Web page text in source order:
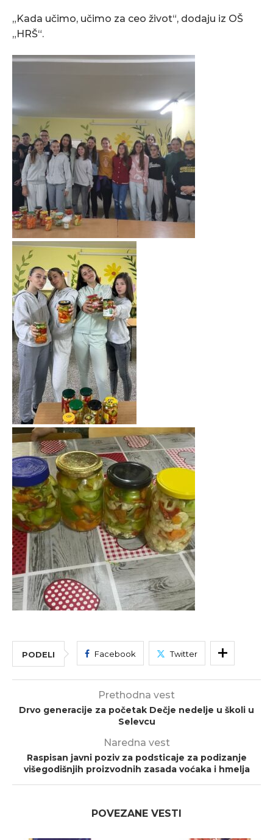
„Kada učimo, učimo za ceo život“, dodaju iz OŠ
„HRŠ“.
PODELI Facebook Twitter
Prethodna vest
Drvo generacije za početak Dečje nedelje u školi u
Selevcu
Naredna vest
Raspisan javni poziv za podsticaje za podizanje
višegodišnjih proizvodnih zasada voćaka i hmelja
POVEZANE VESTI